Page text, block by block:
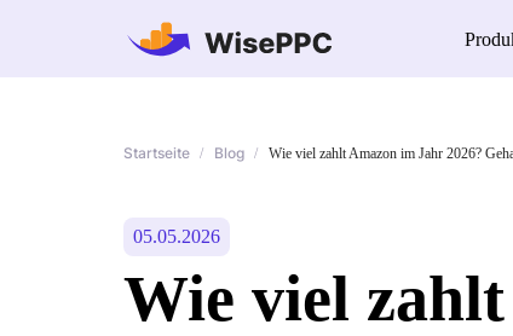
Startseite / Blog / Wie viel zahlt Amazon im Jahr 2026?
05.05.2026
Wie viel